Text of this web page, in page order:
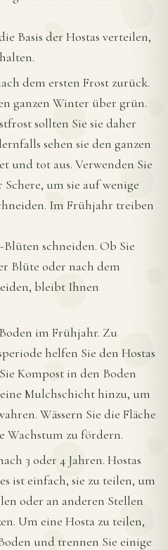
Basis der Hostas verteilen,
dem ersten Frost zurück.
ganzen Winter über grün.
sollten Sie sie daher
sehen sie den ganzen
und tot aus. Verwenden Sie
um sie auf wenige
Im Frühjahr treiben
schneiden. Ob Sie
Blüte oder nach dem
bleibt Ihnen
im Frühjahr. Zu
helfen Sie den Hostas
Kompost in den Boden
Mulchschicht hinzu, um
Wässern Sie die Fläche
Wachstum zu fördern.
3 oder 4 Jahren. Hostas
ist einfach, sie zu teilen, um
oder an anderen Stellen
Um eine Hosta zu teilen,
und trennen Sie einige